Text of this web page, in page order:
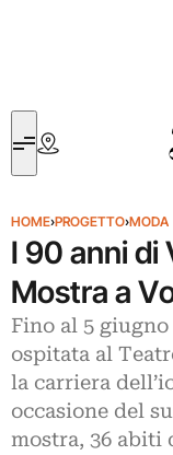
HOME›PROGETTO›MODA
I 90 anni di
Mostra a
Fino al 5
ospitata al
la carriera
occasione del
mostra, 36 abiti